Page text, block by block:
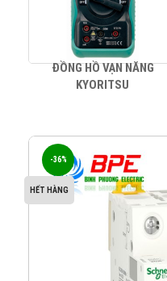
ĐỒNG HỒ VẠN NĂNG
KYORITSU
-36%
HẾT HÀNG